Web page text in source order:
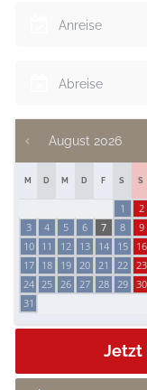
August 2026
M D M D F S S
1
2
3
4 5 6 7 8
9
10
11 12 13 14 15
16
17
18 19 20 21 22 23
24 25 26 27 28 29 30
31